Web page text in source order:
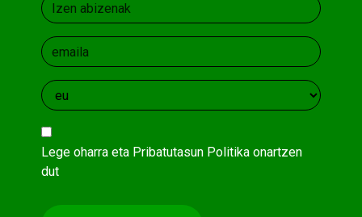
Lege oharraeta Pribatutasun Politikaonartzen
dut